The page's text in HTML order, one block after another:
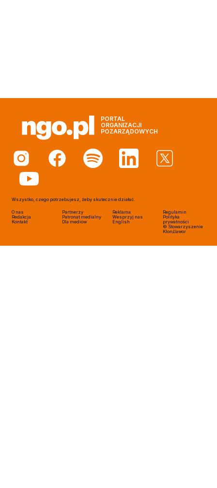
PORTAL
ORGANIZACJI
POZARZĄDOWYCH
Wszystko, czego potrzebujesz, żeby skutecznie działać.
O nas
Redakcja
Kontakt
Partnerzy
Patronat medialny
Dla mediów
Reklama
Wesprzyj nas
English
Regulamin
Polityka
prywatności
© Stowarzyszenie
Klon/Jawor